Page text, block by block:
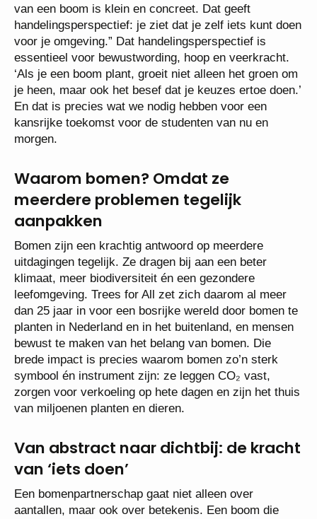
van een boom is klein en concreet. Dat geeft
handelingsperspectief: je ziet dat je zelf iets kunt doen
voor je omgeving.” Dat handelingsperspectief is
essentieel voor bewustwording, hoop en veerkracht.
‘Als je een boom plant, groeit niet alleen het groen om
je heen, maar ook het besef dat je keuzes ertoe doen.’
En dat is precies wat we nodig hebben voor een
kansrijke toekomst voor de studenten van nu en
morgen.
Waarom bomen? Omdat ze
meerdere problemen tegelijk
aanpakken
Bomen zijn een krachtig antwoord op meerdere
uitdagingen tegelijk. Ze dragen bij aan een beter
klimaat, meer biodiversiteit én een gezondere
leefomgeving. Trees for All zet zich daarom al meer
dan 25 jaar in voor een bosrijke wereld door bomen te
planten in Nederland en in het buitenland, en mensen
bewust te maken van het belang van bomen. Die
brede impact is precies waarom bomen zo’n sterk
symbool én instrument zijn: ze leggen CO₂ vast,
zorgen voor verkoeling op hete dagen en zijn het thuis
van miljoenen planten en dieren.
Van abstract naar dichtbij: de kracht
van ‘iets doen’
Een bomenpartnerschap gaat niet alleen over
aantallen, maar ook over betekenis. Een boom die